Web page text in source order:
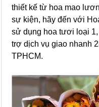
thiết kế từ hoa mao
sự kiện, hãy đến với
sử dụng hoa tươi loại
trợ dịch vụ giao nhanh
TPHCM.